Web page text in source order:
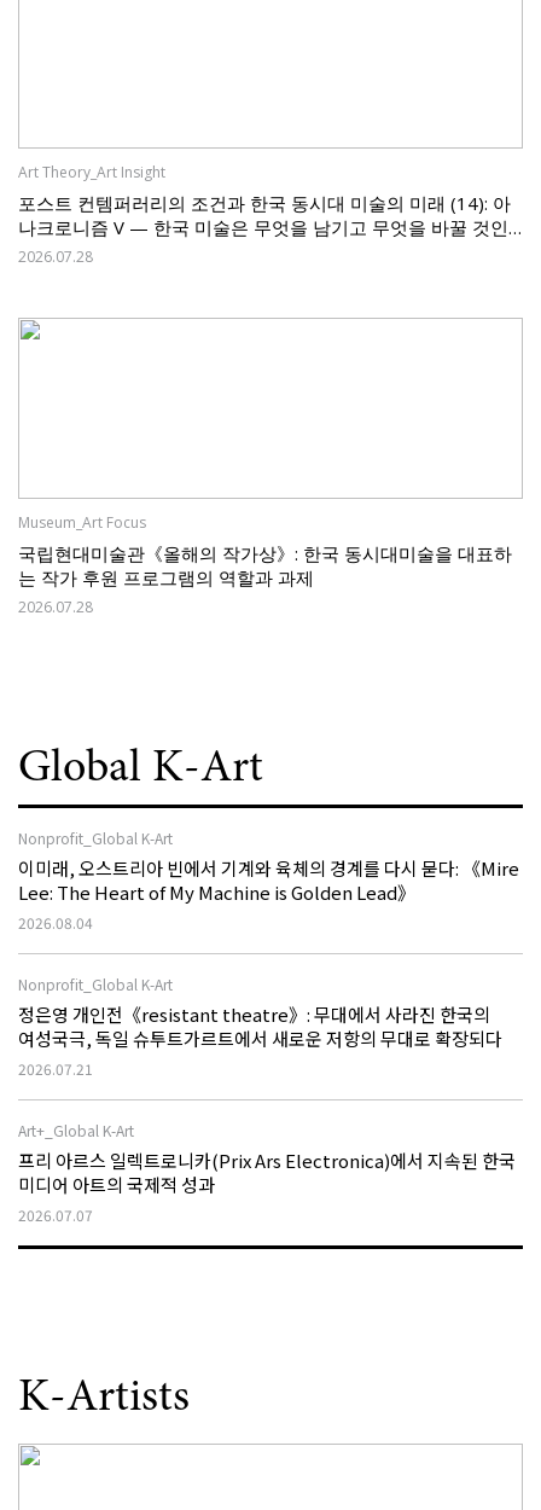
Art Theory_Art Insight
포스트 컨템퍼러리의 조건과 한국 동시대 미술의 미래 (14): 아
나크로니즘 V — 한국 미술은 무엇을 남기고 무엇을 바꿀 것인
가
2026.07.28
Museum_Art Focus
국립현대미술관《올해의 작가상》: 한국 동시대미술을 대표하
는 작가 후원 프로그램의 역할과 과제
2026.07.28
Global K-Art
Nonprofit_Global K-Art
이미래, 오스트리아 빈에서 기계와 육체의 경계를 다시 묻다: 《Mire
Lee: The Heart of My Machine is Golden Lead》
2026.08.04
Nonprofit_Global K-Art
정은영 개인전《resistant theatre》: 무대에서 사라진 한국의
여성국극, 독일 슈투트가르트에서 새로운 저항의 무대로 확장되다
2026.07.21
Art+_Global K-Art
프리 아르스 일렉트로니카(Prix Ars Electronica)에서 지속된 한국
미디어 아트의 국제적 성과
2026.07.07
K-Artists